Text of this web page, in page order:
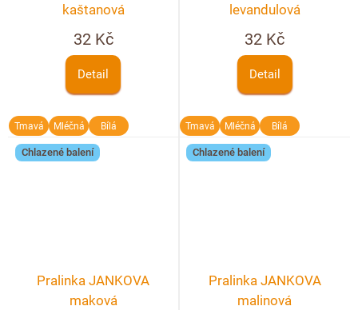
kaštanová
32 Kč
Detail
Tmavá Mléčná Bílá
levandulová
32 Kč
Detail
Tmavá Mléčná Bílá
Chlazené balení
Pralinka JANKOVA
maková
Chlazené balení
Pralinka JANKOVA
malinová